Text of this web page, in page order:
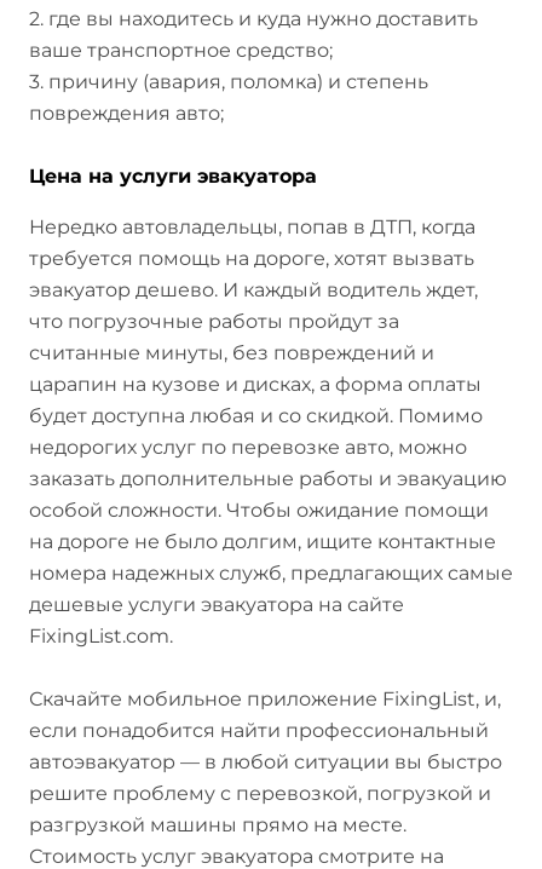
2. где вы находитесь и куда нужно доставить
ваше транспортное средство;
3. причину (авария, поломка) и степень
повреждения авто;
Цена на услуги эвакуатора
Нередко автовладельцы, попав в ДТП, когда
требуется помощь на дороге, хотят вызвать
эвакуатор дешево. И каждый водитель ждет,
что погрузочные работы пройдут за
считанные минуты, без повреждений и
царапин на кузове и дисках, а форма оплаты
будет доступна любая и со скидкой. Помимо
недорогих услуг по перевозке авто, можно
заказать дополнительные работы и эвакуацию
особой сложности. Чтобы ожидание помощи
на дороге не было долгим, ищите контактные
номера надежных служб, предлагающих самые
дешевые услуги эвакуатора на сайте
FixingList.com.
Скачайте мобильное приложение FixingList, и,
если понадобится найти профессиональный
автоэвакуатор — в любой ситуации вы быстро
решите проблему с перевозкой, погрузкой и
разгрузкой машины прямо на месте.
Стоимость услуг эвакуатора смотрите на